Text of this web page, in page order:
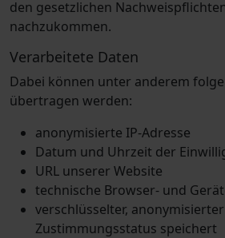
den gesetzlichen
nachzukommen.
Verarbeitete Daten
Dabei können unter anderem
übertragen werden:
anonymisierte IP-Adresse
Datum und Uhrzeit der
URL unserer Website
technische Browser- und
verschlüsselter,
Zustimmungsstatus speichert